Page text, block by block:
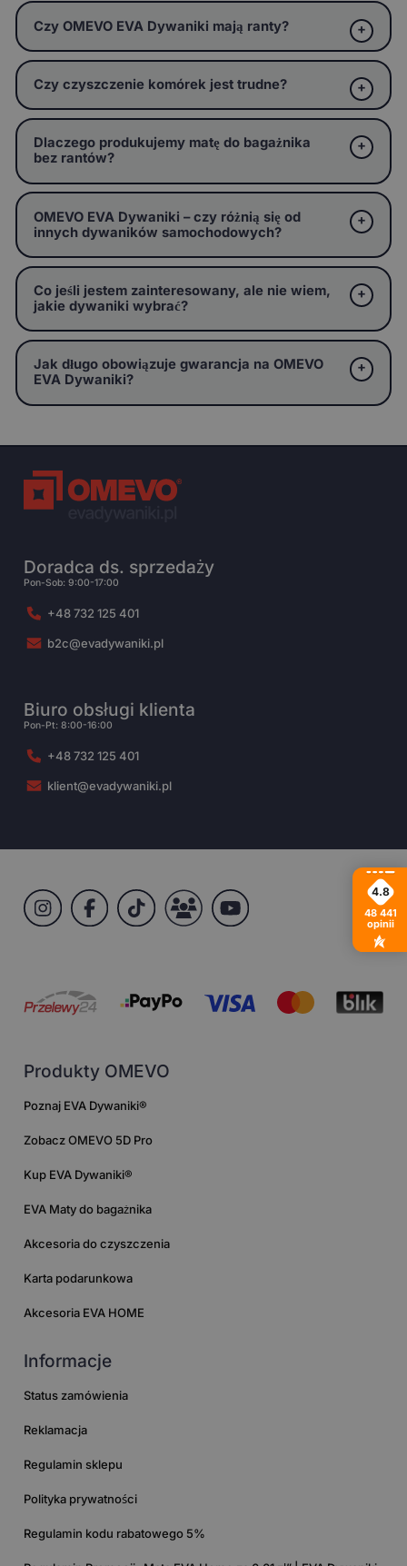
Czy OMEVO EVA Dywaniki mają ranty?
Czy czyszczenie komórek jest trudne?
Dlaczego produkujemy matę do bagażnika
bez rantów?
OMEVO EVA Dywaniki – czy różnią się od
innych dywaników samochodowych?
Co jeśli jestem zainteresowany, ale nie wiem,
jakie dywaniki wybrać?
Jak długo obowiązuje gwarancja na OMEVO
EVA Dywaniki?
Doradca ds. sprzedaży
Pon-Sob: 9:00-17:00
+48 732 125 401
b2c@evadywaniki.pl
Biuro obsługi klienta
Pon-Pt: 8:00-16:00
+48 732 125 401
klient@evadywaniki.pl
Produkty OMEVO
Poznaj EVA Dywaniki®
Zobacz OMEVO 5D Pro
Kup EVA Dywaniki®
EVA Maty do bagażnika
Akcesoria do czyszczenia
Karta podarunkowa
Akcesoria EVA HOME
Informacje
Status zamówienia
Reklamacja
Regulamin sklepu
Polityka prywatności
Regulamin kodu rabatowego 5%
4.8
48 441
opinii